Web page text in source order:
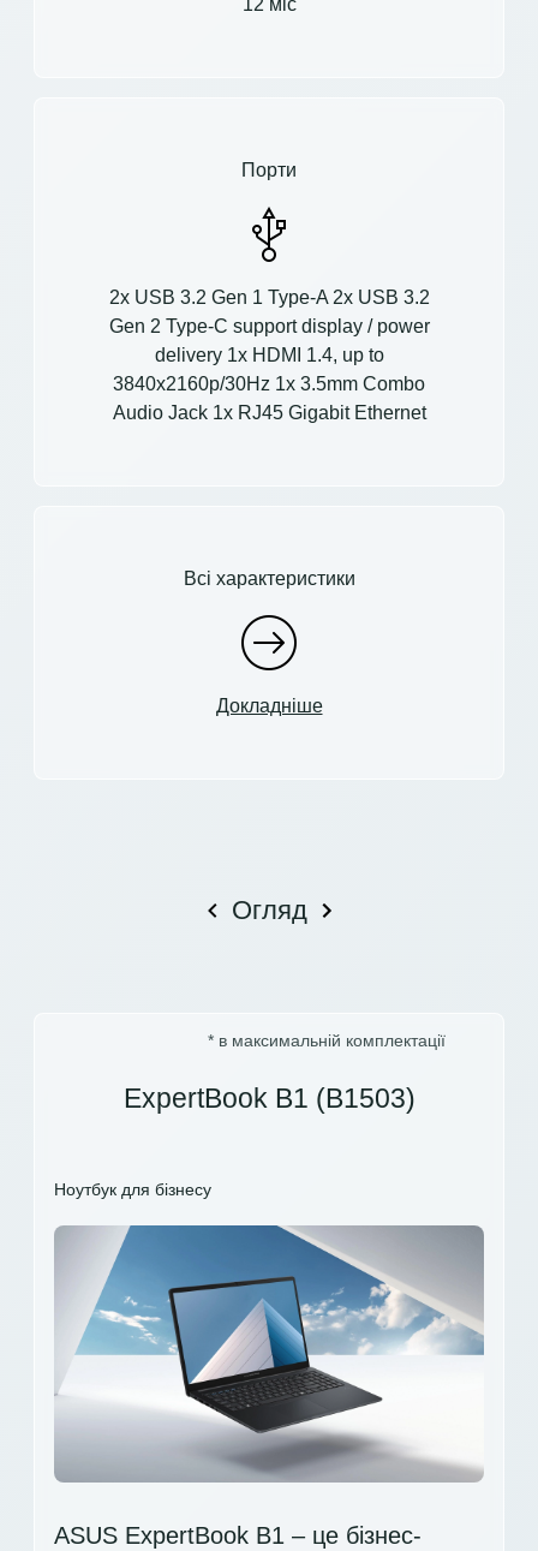
Порти
2x USB 3.2 Gen 1 Type-A 2x USB 3.2
Gen 2 Type-C support display / power
delivery 1x HDMI 1.4, up to
3840x2160p/30Hz 1x 3.5mm Combo
Audio Jack 1x RJ45 Gigabit Ethernet
Всі характеристики
Докладніше
Огляд
* в максимальній комплектації
ExpertBook B1 (B1503)
Ноутбук для бізнесу
ASUS ExpertBook B1 – це бізнес-